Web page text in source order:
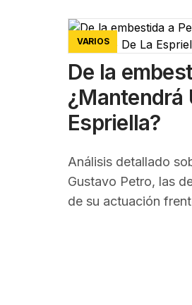
VARIOS
De la
¿Mantendrá
Espriella?
Análisis detallado
Gustavo Petro, las
de su actuación